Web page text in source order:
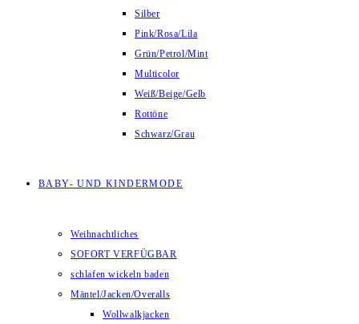
Silber
Pink/Rosa/Lila
Grün/Petrol/Mint
Multicolor
Weiß/Beige/Gelb
Rottöne
Schwarz/Grau
BABY- UND KINDERMODE
Weihnachtliches
SOFORT VERFÜGBAR
schlafen wickeln baden
Mäntel/Jacken/Overalls
Wollwalkjacken